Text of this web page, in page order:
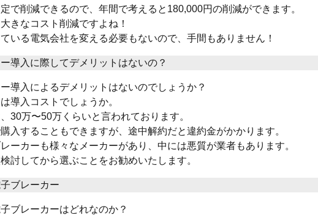
で削減できるので、年間で考えると180,000円の削減ができます。
きなコスト削減ですよね！
いる電気会社を変える必要もないので、手間もありません！
導入に際してデメリットはないの？
導入によるデメリットはないのでしょうか？
導入コストでしょうか。
30万〜50万くらいと言われております。
入することもできますが、途中解約だと違約金がかかります。
ーカーも様々なメーカーがあり、中には悪質が業者もあります。
討してから選ぶことをお勧めいたします。
ブレーカー
ブレーカーはどれなのか？